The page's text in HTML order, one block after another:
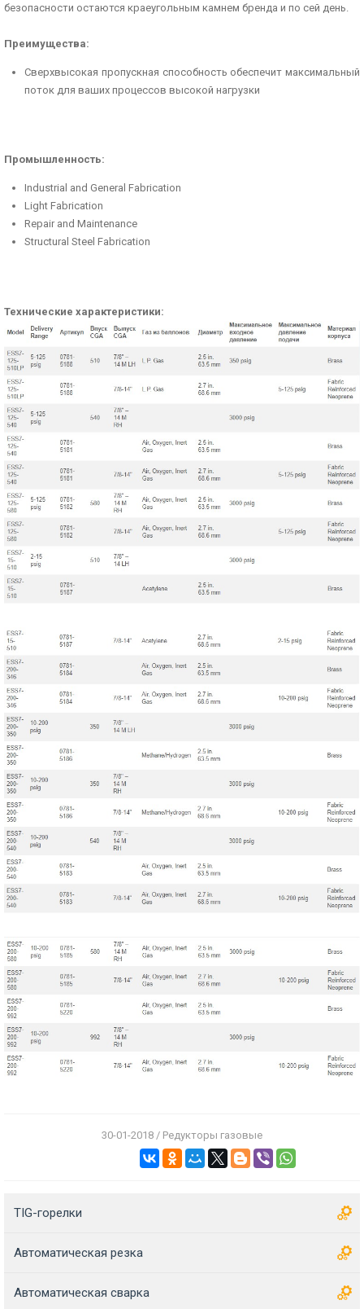
безопасности остаются краеугольным камнем бренда и по сей день.
Преимущества:
Сверхвысокая пропускная способность обеспечит максимальный
поток для ваших процессов высокой нагрузки
Промышленность:
Industrial and General Fabrication
Light Fabrication
Repair and Maintenance
Structural Steel Fabrication
Технические характеристики:
30-01-2018 / Редукторы газовые
TIG-горелки
Автоматическая резка
Автоматическая сварка